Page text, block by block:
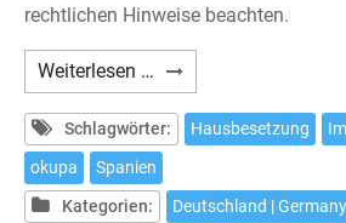
rechtlichen Hinweise beachten.
Weiterlesen … Haus-
und
in
Spanien
–
Schlagwörter: Hausbesetzung
okupa
Spanien
Kategorien:
Deutschland | Germany